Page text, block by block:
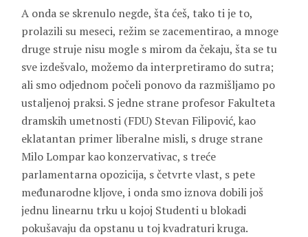
A onda se skrenulo negde, šta ćeš, tako ti je to,
prolazili su meseci, režim se zacementirao, a mnoge
druge struje nisu mogle s mirom da čekaju, šta se tu
sve izdešvalo, možemo da interpretiramo do sutra;
ali smo odjednom počeli ponovo da razmišljamo po
ustaljenoj praksi. S jedne strane profesor Fakulteta
dramskih umetnosti (FDU) Stevan Filipović, kao
eklatantan primer liberalne misli, s druge strane
Milo Lompar kao konzervativac, s treće
parlamentarna opozicija, s četvrte vlast, s pete
međunarodne kljove, i onda smo iznova dobili još
jednu linearnu trku u kojoj Studenti u blokadi
pokušavaju da opstanu u toj kvadraturi kruga.